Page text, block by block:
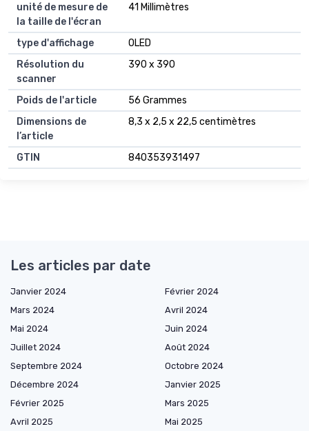
unité de mesure de
la taille de l'écran
41 Millimètres
type d'affichage
OLED
Résolution du
scanner
390 x 390
Poids de l'article
56 Grammes
Dimensions de
l’article
8,3 x 2,5 x 22,5 centimètres
GTIN 840353931497
Les articles par date
Janvier 2024
Février 2024
Mars 2024
Avril 2024
Mai 2024
Juin 2024
Juillet 2024
Août 2024
Septembre 2024
Octobre 2024
Décembre 2024
Janvier 2025
Février 2025
Mars 2025
Avril 2025
Mai 2025